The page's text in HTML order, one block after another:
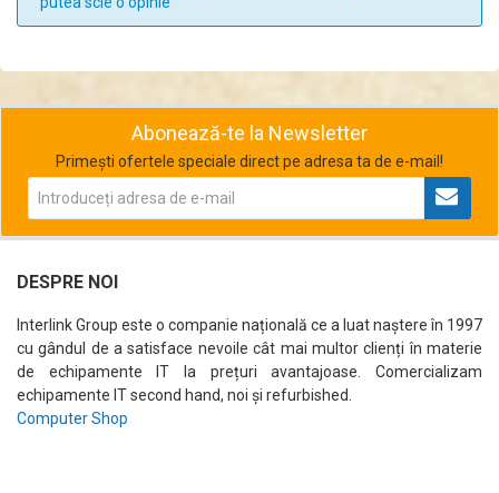
Abonează-te la Newsletter
Primești ofertele speciale direct pe adresa ta de e-mail!
DESPRE NOI
Interlink Group este o companie națională ce a luat naștere în 1997
cu gândul de a satisface nevoile cât mai multor clienți în materie
de echipamente IT la prețuri avantajoase. Comercializam
echipamente IT second hand, noi și refurbished.
Computer Shop